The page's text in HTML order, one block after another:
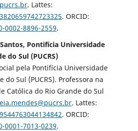
. Lattes:
. ORCID:
8896-2559.
Pontifícia Universidade
do Sul (PUCRS)
pela Pontifícia Universidade
do Sul (PUCRS). Professora na
Católica do Rio Grande do Sul
. Lattes:
. ORCID:
7013-0239.